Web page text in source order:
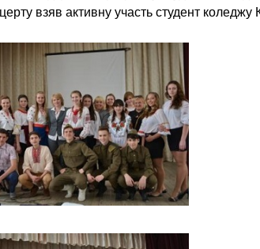
взяв активну участь студент коледжу